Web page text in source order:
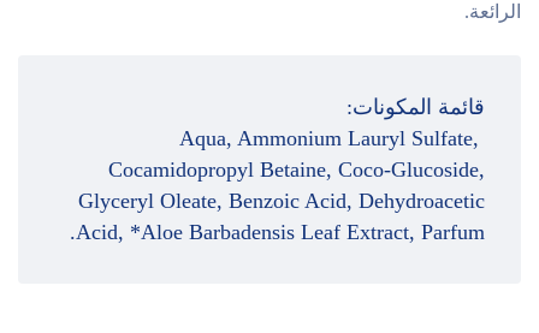
الرائعة.
قائمة المكونات:
Aqua, Ammonium Lauryl Sulfate,
Cocamidopropyl Betaine, Coco-Glucoside,
Glyceryl Oleate, Benzoic Acid, Dehydroacetic
Acid, *Aloe Barbadensis Leaf Extract, Parfum.